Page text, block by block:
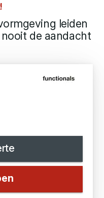
leiden
de aandacht